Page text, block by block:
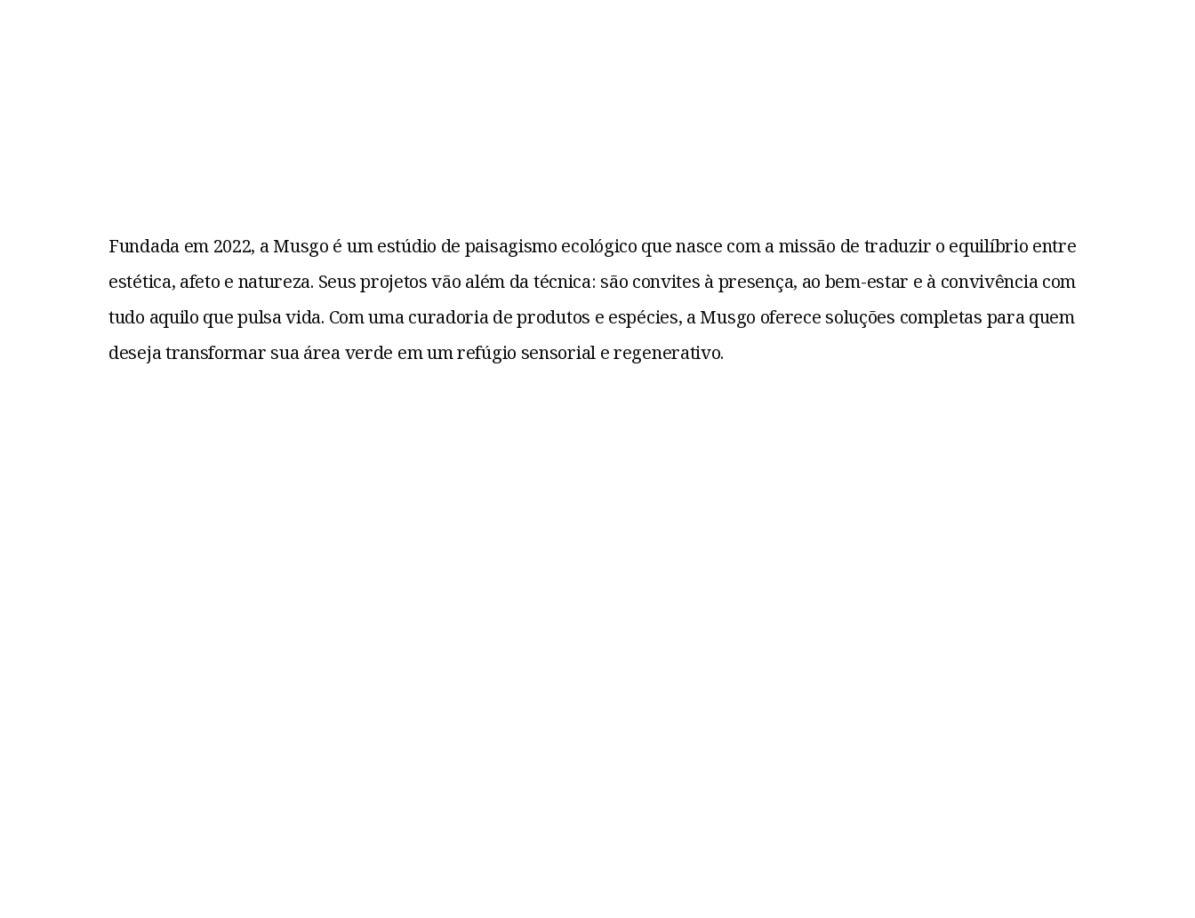
Fundada em 2022, a Musgo é um estúdio de paisagismo ecológico que nasce com a missão de traduzir o equilíbrio entre
estética, afeto e natureza. Seus projetos vão além da técnica: são convites à presença, ao bem-estar e à convivência com
tudo aquilo que pulsa vida. Com uma curadoria de produtos e espécies, a Musgo oferece soluções completas para quem
deseja transformar sua área verde em um refúgio sensorial e regenerativo.